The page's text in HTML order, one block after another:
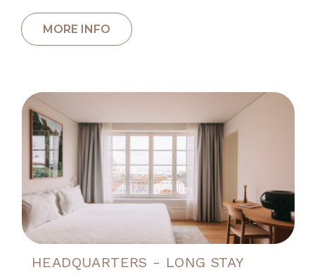
HEADQUARTERS - LONG STAY